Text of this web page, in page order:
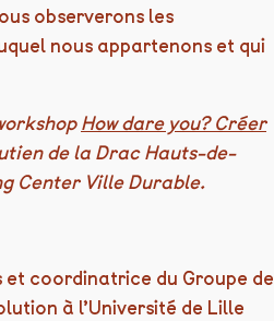
observerons les
nous appartenons et qui
How dare you? Créer
de la Drac Hauts-de-
Center Ville Durable.
et coordinatrice du Groupe de
à l’Université de Lille